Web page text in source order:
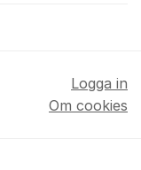
Logga in
Om cookies